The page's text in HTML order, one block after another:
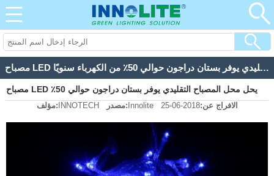
مصباح LED يحل محل المصباح التقليدي يوفر بستان دراجون حوالي 50٪ من الكهرباء سنويًا
مصباح LED يحل محل المصباح التقليدي يوفر بستان دراجون حوالي 50٪
من الكهرباء سنويًا
مؤلف: INNOTECH مصدر: Innolite الافراج عن:2018-06-25